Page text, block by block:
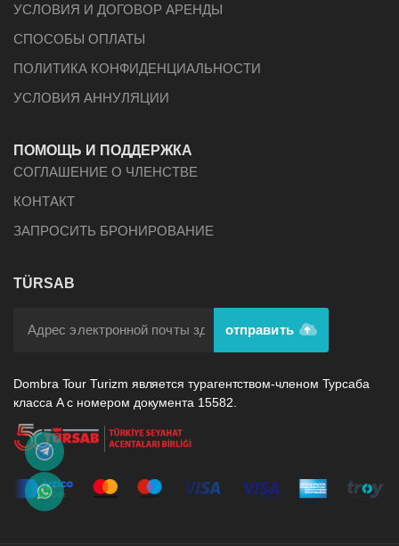
УСЛОВИЯ И ДОГОВОР АРЕНДЫ
СПОСОБЫ ОПЛАТЫ
ПОЛИТИКА КОНФИДЕНЦИАЛЬНОСТИ
УСЛОВИЯ АННУЛЯЦИИ
ПОМОЩЬ И ПОДДЕРЖКА
СОГЛАШЕНИЕ О ЧЛЕНСТВЕ
КОНТАКТ
ЗАПРОСИТЬ БРОНИРОВАНИЕ
TÜRSAB
отправить
Dombra Tour Turizm является турагентством-членом Турсаба
класса А с номером документа 15582.